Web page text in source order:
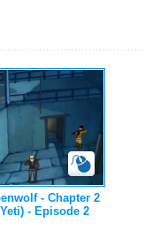
- Chapter 2
- Episode 2